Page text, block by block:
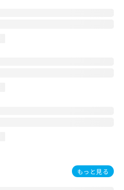
もっと見る